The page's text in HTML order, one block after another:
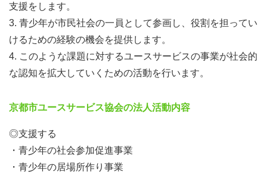
支援をします。
3. 青少年が市民社会の一員として参画し、役割を担ってい
けるための経験の機会を提供します。
4. このような課題に対するユースサービスの事業が社会的
な認知を拡大していくための活動を行います。
京都市ユースサービス協会の法人活動内容
◎支援する
・青少年の社会参加促進事業
・青少年の居場所作り事業